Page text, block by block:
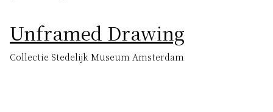
Unframed Drawing
Collectie Stedelijk Museum Amsterdam